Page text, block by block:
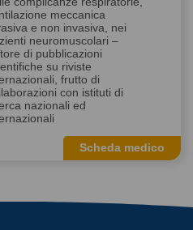
meccanica
e non invasiva, nei
neuromuscolari –
di pubblicazioni
su riviste
frutto di
con istituti di
nazionali ed
Scheda medico